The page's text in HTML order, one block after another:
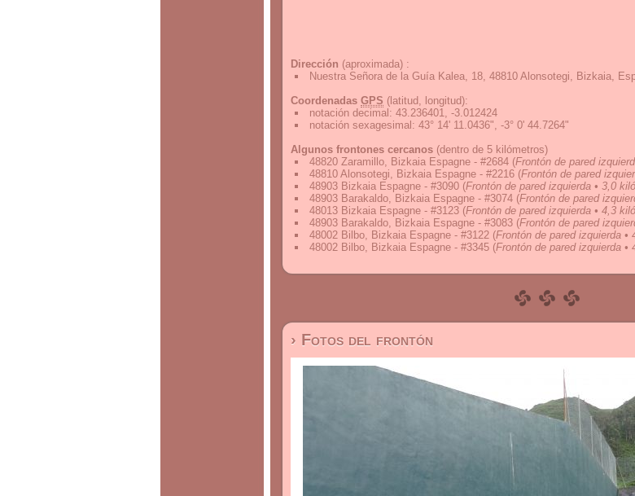
Dirección (aproximada) :
Nuestra Señora de la Guía Kalea, 18, 48810 Alonsotegi, Bizkaia,
Coordenadas GPS (latitud, longitud):
notación decimal : 43.236401, -3.012424
notación sexagesimal : 43° 14' 11.0436", -3° 0' 44.7264"
Algunos frontones cercanos (dentro de 5 kilómetros)
48820 Zaramillo, Bizkaia Espagne - #2684 (Frontón de pared
48810 Alonsotegi, Bizkaia Espagne - #2216 (Frontón de pared
48903 Bizkaia Espagne - #3090 (Frontón de pared izquierda • 3,0
48903 Barakaldo, Bizkaia Espagne - #3074 (Frontón de pared
48013 Bizkaia Espagne - #3123 (Frontón de pared izquierda • 4,3
48903 Barakaldo, Bizkaia Espagne - #3083 (Frontón de pared
48002 Bilbo, Bizkaia Espagne - #3122 (Frontón de pared izquierda •
48002 Bilbo, Bizkaia Espagne - #3345 (Frontón de pared izquierda •
› Fotos del frontón